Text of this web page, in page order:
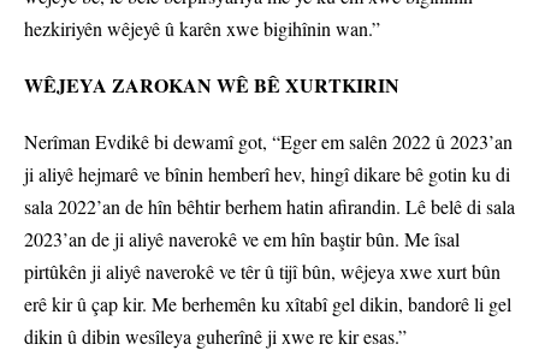
hezkiriyên wêjeyê û karên xwe bigihînin wan.”
WÊJEYA ZAROKAN WÊ BÊ XURTKIRIN
Nerîman Evdikê bi dewamî got, “Eger em salên 2022 û 2023’an
ji aliyê hejmarê ve bînin hemberî hev, hingî dikare bê gotin ku di
sala 2022’an de hîn bêhtir berhem hatin afirandin. Lê belê di sala
2023’an de ji aliyê naverokê ve em hîn baştir bûn. Me îsal
pirtûkên ji aliyê naverokê ve têr û tijî bûn, wêjeya xwe xurt bûn
erê kir û çap kir. Me berhemên ku xîtabî gel dikin, bandorê li gel
dikin û dibin wesîleya guherînê ji xwe re kir esas.”